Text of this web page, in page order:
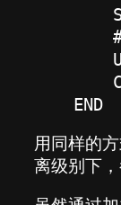
    END
用同样的
离级别下，